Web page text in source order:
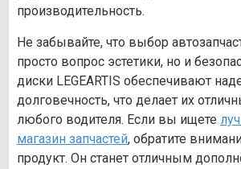
производительность.
Не забывайте, что выбор
просто вопрос эстетики, но и
диски LEGEARTIS обеспечивают
долговечность, что делает их
любого водителя. Если вы ищете
магазин запчастей, обратите
продукт. Он станет отличным